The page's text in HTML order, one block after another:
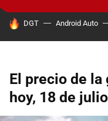
HOY SE HABLA DE
DGT Android Auto
El precio de la
hoy, 18 de julio